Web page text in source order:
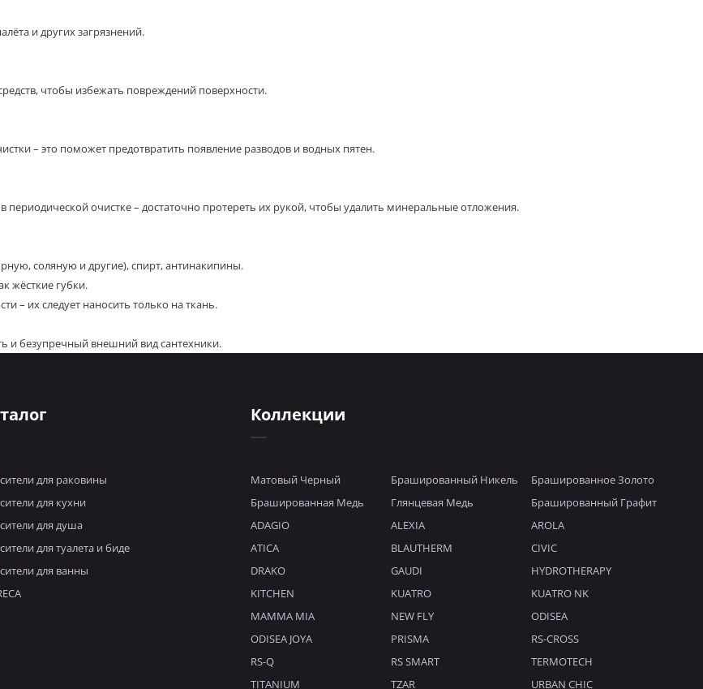
и других загрязнений.
чтобы избежать повреждений поверхности.
– это поможет предотвратить появление разводов и водных пятен.
очистке – достаточно протереть их рукой, чтобы удалить минеральные отложения.
соляную и другие), спирт, антинакипины.
жёсткие губки.
– их следует наносить только на ткань.
и безупречный внешний вид сантехники.
для раковины
для кухни
для душа
для туалета и биде
для ванны
Коллекции
Матовый Черный Брашированный Никель
Брашированное Золото
Брашированная Медь
Глянцевая Медь
Брашированный Графит
ADAGIO
ALEXIA
AROLA
ATICA
BLAUTHERM
CIVIC
DRAKO
GAUDI
HYDROTHERAPY
KITCHEN
KUATRO
KUATRO NK
MAMMA MIA
NEW FLY
ODISEA
ODISEA JOYA
PRISMA
RS-CROSS
RS-Q
RS SMART
TERMOTECH
TITANIUM
TZAR URBAN CHIC